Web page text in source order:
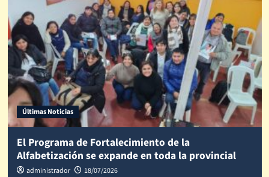
Últimas Noticias
El Programa de Fortalecimiento de la
Alfabetización se expande en toda la provincial
administrador 18/07/2026